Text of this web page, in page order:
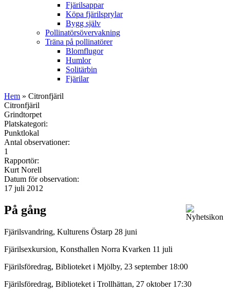
Fjärilsappar
Köpa fjärilsprylar
Bygg själv
Pollinatörsövervakning
Träna på pollinatörer
Blomflugor
Humlor
Solitärbin
Fjärilar
Hem » Citronfjäril
Citronfjäril
Grindtorpet
Platskategori:
Punktlokal
Antal observationer:
1
Rapportör:
Kurt Norell
Datum för observation:
17 juli 2012
På gång
Fjärilsvandring, Kulturens Östarp 28 juni
Fjärilsexkursion, Konsthallen Norra Kvarken 11 juli
Fjärilsföredrag, Biblioteket i Mjölby, 23 september 18:00
Fjärilsföredrag, Biblioteket i Trollhättan, 27 oktober 17:30